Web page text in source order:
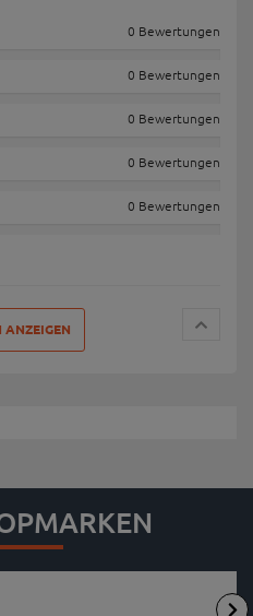
0 Bewertungen
0 Bewertungen
0 Bewertungen
0 Bewertungen
0 Bewertungen
ANZEIGEN